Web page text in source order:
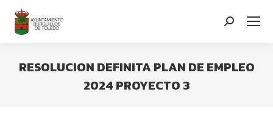
contenido
Search:
RESOLUCION DEFINITA PLAN DE EMPLEO
2024 PROYECTO 3